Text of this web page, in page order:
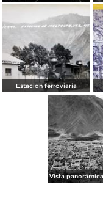
Estacion ferroviaria